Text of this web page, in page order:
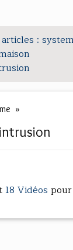
:
»
18 Vidéos